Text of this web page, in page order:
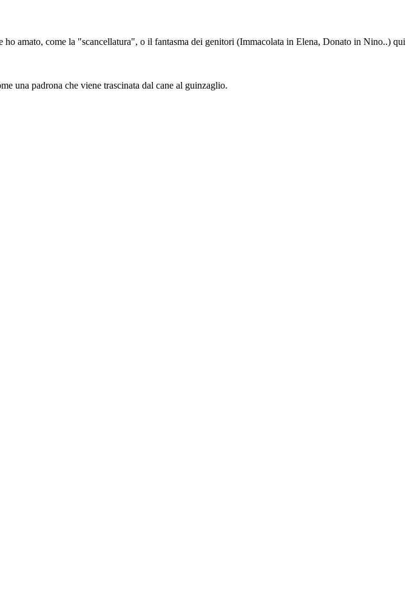
amato, come la "scancellatura", o il fantasma dei genitori (Immacolata in Elena, Donato in Nino..) qui
una padrona che viene trascinata dal cane al guinzaglio.